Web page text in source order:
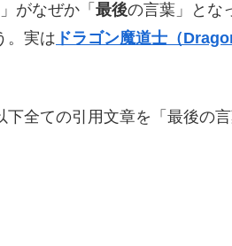
がなぜか「 最後の言葉」とな
。実は ドラゴン魔道士（
全ての引用文章を「最後の